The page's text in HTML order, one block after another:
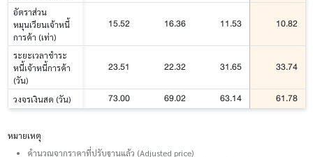
อัตราส่วน
หมุนเวียนเจ้าหนี้
การค้า (เท่า)
15.52 16.36 11.53 10.82
ระยะเวลาชำระ
หนี้เจ้าหนี้การค้า
(วัน)
23.51 22.32 31.65 33.74
วงจรเงินสด (วัน) 73.00 69.02 63.14 61.78
หมายเหตุ
คำนวณจากราคาที่ปรับฐานแล้ว (Adjusted price)